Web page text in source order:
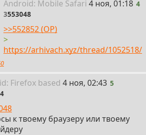
Android: Mobile Safari 4
4 ноя, 01:18 4
3553048
>>552852 (OP)
>
https://arhivach.xyz/thread/1052518/
Firefoxbased 5
4 ноя, 02:43 5
к твоему браузеру или твоему